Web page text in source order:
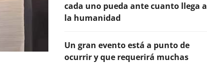
cada uno pueda ante cuanto llega a
la humanidad
Un gran evento está a punto de
ocurrir y que requerirá muchas